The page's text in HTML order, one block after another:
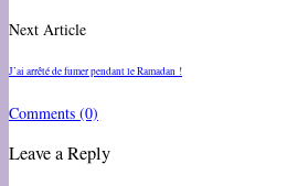
Next Article
J’ai arrêté de fumer pendant le Ramadan !
Comments (0)
Leave a Reply